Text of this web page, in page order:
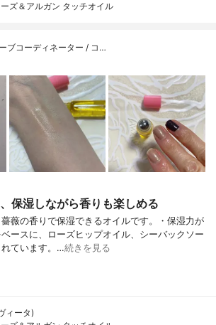
ズ＆アルガン タッチオイル
ブコーディネーター / コ…
保湿しながら香りも楽しめる
薔薇の香りで保湿できるオイルです。・保湿力が
ースに、ローズヒップオイル、シーバックソー
ています。…続きを見る
ィータ)